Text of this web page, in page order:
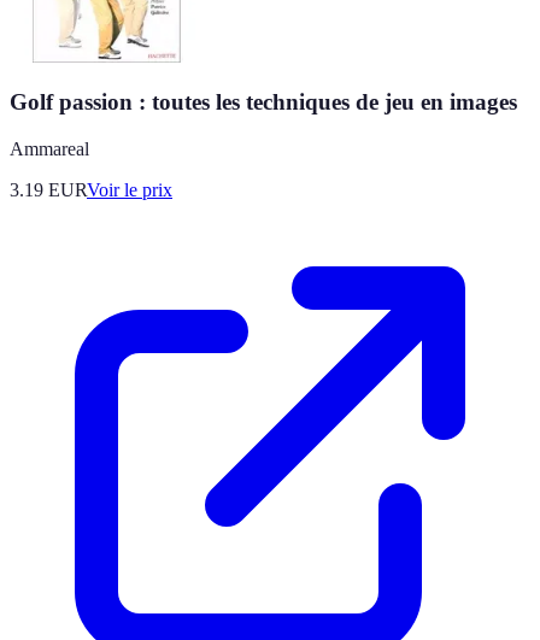
Golf passion : toutes les techniques de jeu en images
Ammareal
3.19 EURVoir le prix